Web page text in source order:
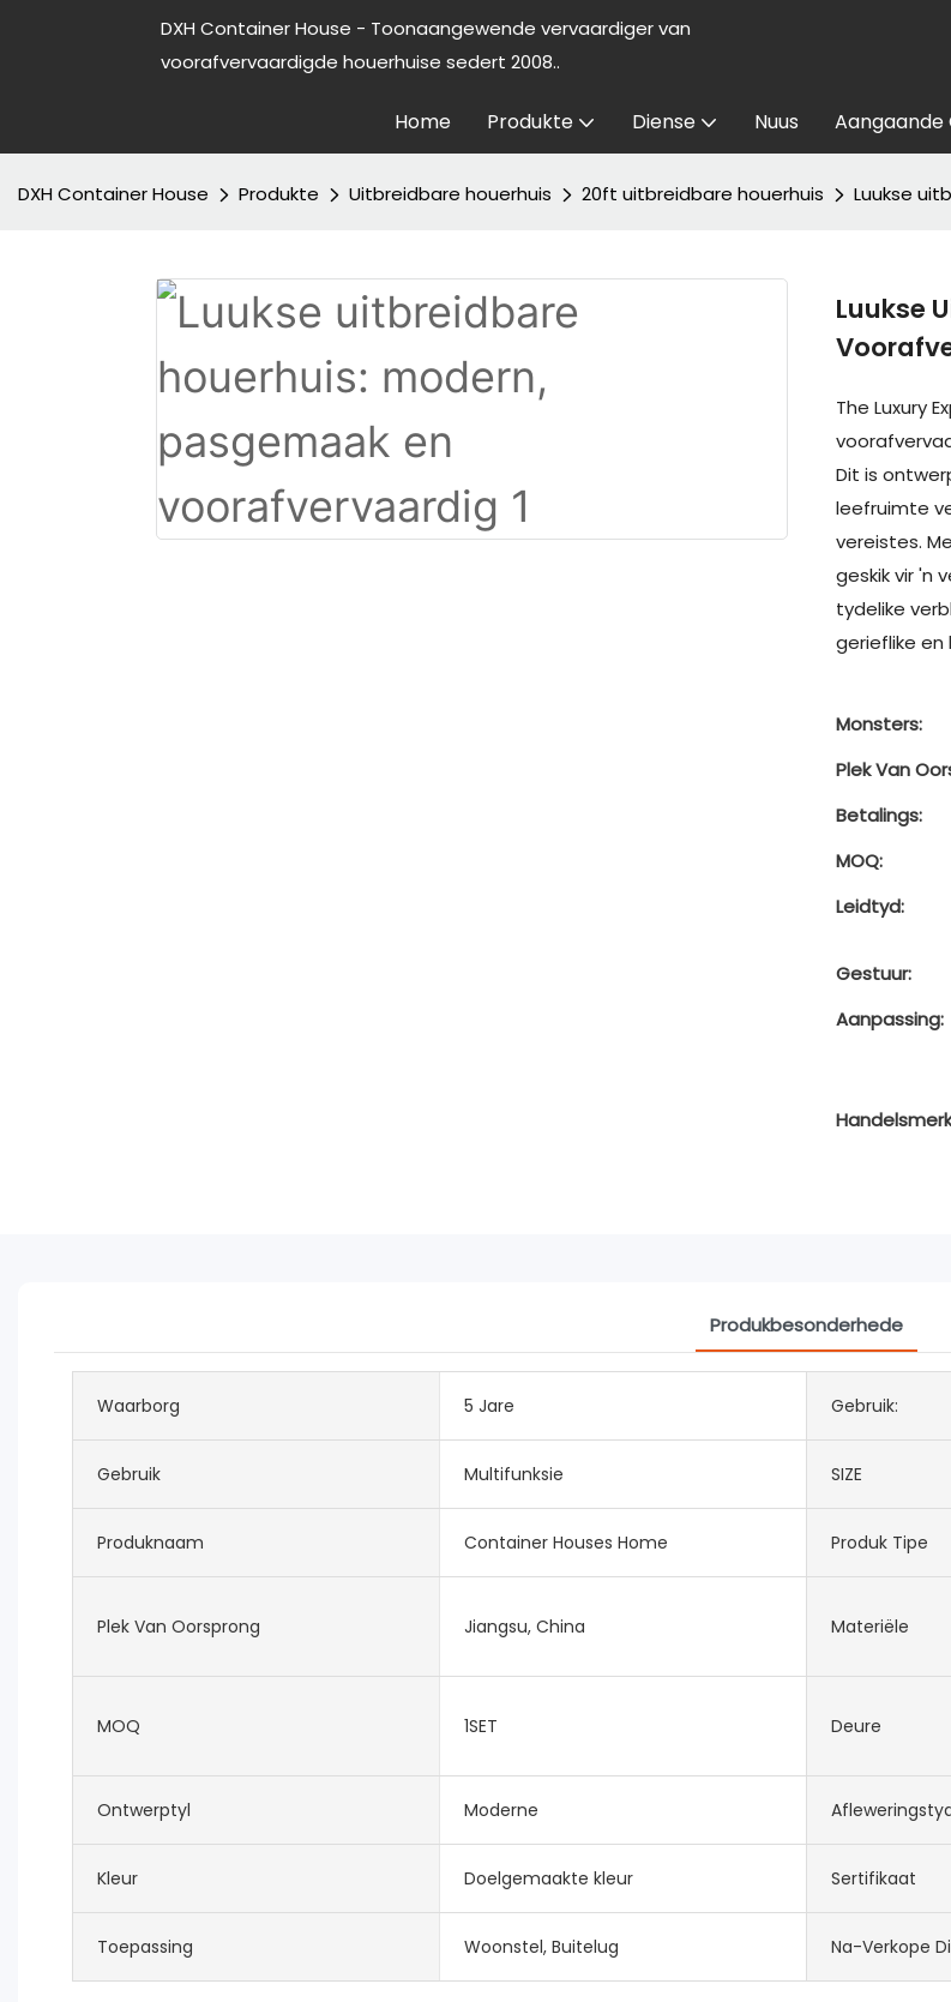
DXH Container House - Toonaangewende vervaardiger van
voorafvervaardigde houerhuise sedert 2008..
Home Produkte Diense Nuus Aangaande
DXH Container House Produkte Uitbreidbare houerhuis 20ft uitbreidbare houerhuis Luukse
Luukse
The Luxury
Dit is
leefruimte
vereistes.
geskik vir 'n
tydelike
gerieflike en
Monsters:
Plek Van
Betalings:
MOQ:
Leidtyd:
Gestuur:
Aanpassing:
Produkbesonderhede
Waarborg 5 Jare Gebruik:
Gebruik Multifunksie SIZE
Produknaam Container Houses Home Produk Tipe
Plek Van Oorsprong Jiangsu, China Materiële
MOQ 1SET Deure
Ontwerptyl Moderne
Kleur Doelgemaakte kleur Sertifikaat
Toepassing Woonstel, Buitelug Na-Verkope